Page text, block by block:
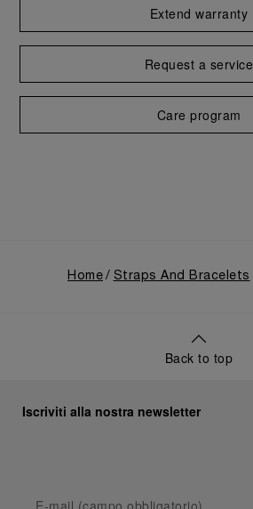
Extend warranty
Request a service
Care program
Home Straps And Bracelets
Back to top
Iscriviti alla nostra newsletter